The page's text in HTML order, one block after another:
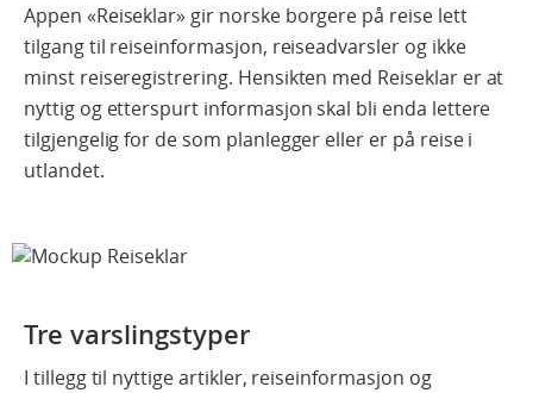
Appen «Reiseklar» gir norske borgere på reise lett
tilgang til reiseinformasjon, reiseadvarsler og ikke
minst reiseregistrering. Hensikten med Reiseklar er at
nyttig og etterspurt informasjon skal bli enda lettere
tilgjengelig for de som planlegger eller er på reise i
utlandet.
Tre varslingstyper
I tillegg til nyttige artikler, reiseinformasjon og